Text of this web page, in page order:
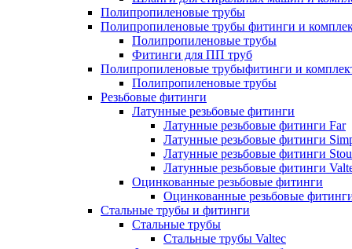
Полипропиленовые трубы
Полипропиленовые трубы фитинги и
Полипропиленовые трубы
Фитинги для ПП труб
Полипропиленовые трубыфитинги и
Полипропиленовые трубы
Резьбовые фитинги
Латунные резьбовые фитинги
Латунные резьбовые фитинги Far
Латунные резьбовые фитинги
Латунные резьбовые фитинги
Латунные резьбовые фитинги
Оцинкованные резьбовые фитинги
Оцинкованные резьбовые
Стальные трубы и фитинги
Стальные трубы
Стальные трубы Valtec